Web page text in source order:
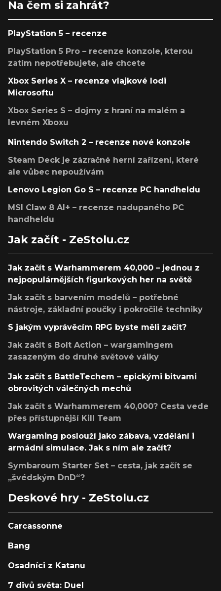
Na čem si zahrát?
PlayStation 5 – recenze
PlayStation 5 Pro – recenze konzole, kterou
zatím nepotřebujete, ale chcete
Xbox Series X – recenze vlajkové lodi
Microsoftu
Xbox Series S – dojmy z hraní na malém a
levném Xboxu
Nintendo Switch 2 – recenze nové konzole
Steam Deck je zázračné herní zařízení, které
ale vůbec nepoužívám
Lenovo Legion Go S – recenze PC handheldu
MSI Claw 8 AI+ – recenze nadupaného PC
handheldu
Jak začít - ZeStolu.cz
Jak začít s Warhammerem 40,000 – jednou z
nejpopulárnějších figurkových her na světě
Jak začít s barvením modelů – potřebné
nástroje, základní poučky i pokročilé techniky
S jakým vyprávěcím RPG byste měli začít?
Jak začít s Bolt Action – wargamingem
zasazeným do druhé světové války
Jak začít s BattleTechem – epickými bitvami
obrovitých válečných mechů
Jak začít s Warhammerem 40,000? Cesta vede
přes přístupnější Kill Team
Wargaming poslouží jako zábava, vzdělání i
armádní simulace. Jak s ním ale začít?
Symbaroum Starter Set – cesta, jak začít se
„švédským DnD“?
Deskové hry - ZeStolu.cz
Carcassonne
Bang
Osadníci z Katanu
7 divů světa: Duel